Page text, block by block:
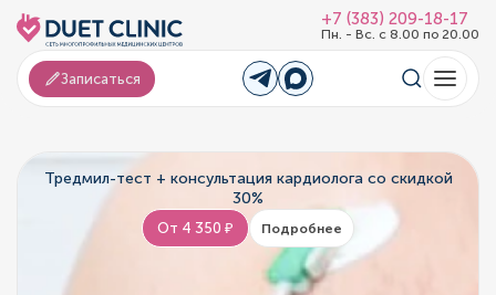
+7 (383) 209-18-17
Пн. - Вс. с 8.00 по 20.00
Записаться
Тредмил-тест + консультация кардиолога со скидкой
30%
От 4 350 ₽ Подробнее